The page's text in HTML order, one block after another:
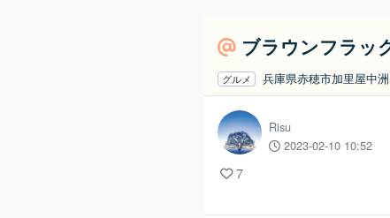
ブラウンフラッ
グルメ 兵庫県赤穂市加里屋中
Risu
2023-02-10 10:52
7